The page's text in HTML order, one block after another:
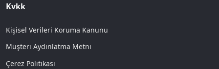
Kvkk
Kişisel Verileri Koruma Kanunu
Müşteri Aydınlatma Metni
Çerez Politikası